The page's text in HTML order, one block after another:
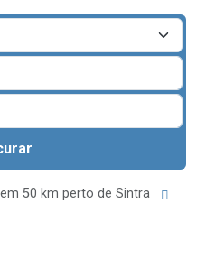
50 km perto de Sintra